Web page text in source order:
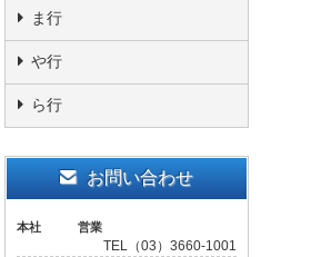
ま行
や行
ら行
お問い合わせ
本社 営業
TEL（03）3660-1001